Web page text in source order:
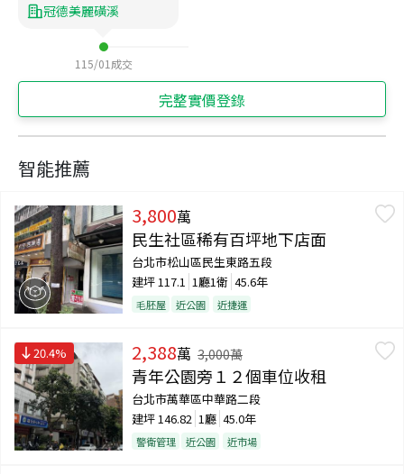
冠德美麗磺溪
115/01 成交
完整實價登錄
智能推薦
3,800萬
民生社區稀有百坪地下店面
台北市松山區民生東路五段
建坪 117.1 1廳1衛 45.6年
毛胚屋 近公園 近捷運
20.4% 2,388萬 3,000萬
青年公園旁１２個車位收租
台北市萬華區中華路二段
建坪 146.82 1廳 45.0年
警衛管理 近公園 近市場